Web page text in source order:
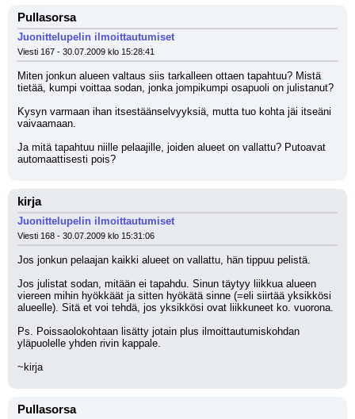
Pullasorsa
Juonittelupelin ilmoittautumiset
Viesti 167 - 30.07.2009 klo 15:28:41
Miten jonkun alueen valtaus siis tarkalleen ottaen tapahtuu? Mistä
tietää, kumpi voittaa sodan, jonka jompikumpi osapuoli on julistanut?
Kysyn varmaan ihan itsestäänselvyyksiä, mutta tuo kohta jäi itseäni
vaivaamaan.
Ja mitä tapahtuu niille pelaajille, joiden alueet on vallattu? Putoavat
automaattisesti pois?
kirja
Juonittelupelin ilmoittautumiset
Viesti 168 - 30.07.2009 klo 15:31:06
Jos jonkun pelaajan kaikki alueet on vallattu, hän tippuu pelistä.
Jos julistat sodan, mitään ei tapahdu. Sinun täytyy liikkua alueen
viereen mihin hyökkäät ja sitten hyökätä sinne (=eli siirtää yksikkösi
alueelle). Sitä et voi tehdä, jos yksikkösi ovat liikkuneet ko. vuorona.
Ps. Poissaolokohtaan lisätty jotain plus ilmoittautumiskohdan
yläpuolelle yhden rivin kappale.
~kirja
Pullasorsa